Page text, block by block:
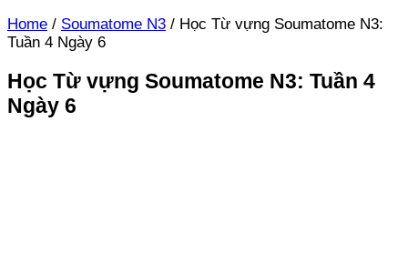
Home / Soumatome N3 / Học Từ vựng Soumatome N3:
Tuần 4 Ngày 6
Học Từ vựng Soumatome N3: Tuần 4
Ngày 6